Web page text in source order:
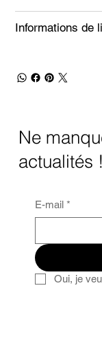
Informations de
Ne
actualités !
E-mail *
Oui, je